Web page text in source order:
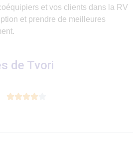
et vos clients dans la RV
et prendre de meilleures
de Tvori
